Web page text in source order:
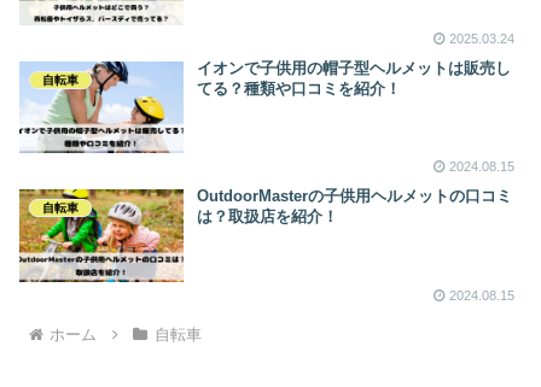
2025.03.24
自転車
イオンで子供用の帽子型ヘルメットは販売し
てる？種類や口コミを紹介！
2024.08.15
自転車
OutdoorMasterの子供用ヘルメットの口コミ
は？取扱店を紹介！
2024.08.15
ホーム 自転車